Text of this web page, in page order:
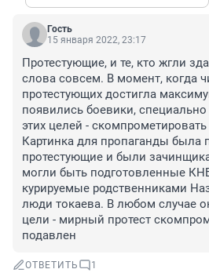
Гость
15 января 2022, 23:17
Протестующие, и те, кто жгли
слова совсем. В момент, когда
протестующих достигла
появились боевики,
этих целей -
Картинка для пропаганды была
протестующие и были
могли быть подготовленные
курируемые родственниками
люди токаева. В любом случае
цели - мирный протест
подавлен
ОТВЕТИТЬ 1